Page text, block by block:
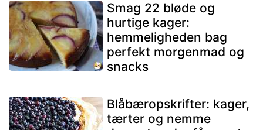
Smag 22 bløde og
hurtige kager:
hemmeligheden bag
perfekt morgenmad og
snacks
Blåbæropskrifter: kager,
tærter og nemme